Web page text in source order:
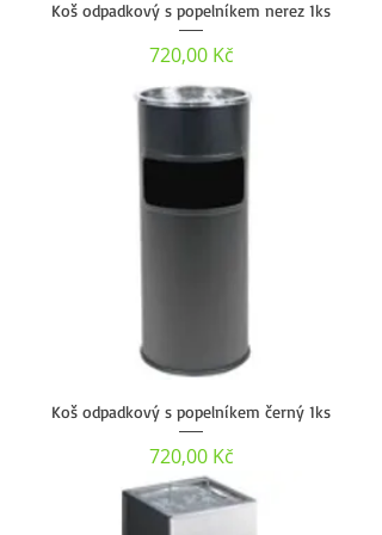
Koš odpadkový s popelníkem nerez 1ks
Cena
720,00 Kč
Koš odpadkový s popelníkem černý 1ks
Cena
720,00 Kč